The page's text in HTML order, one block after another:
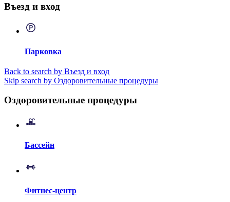
Въезд и вход
Парковка
Back to search by Въезд и вход
Skip search by Оздоровительные процедуры
Оздоровительные процедуры
Бассейн
Фитнес-центр